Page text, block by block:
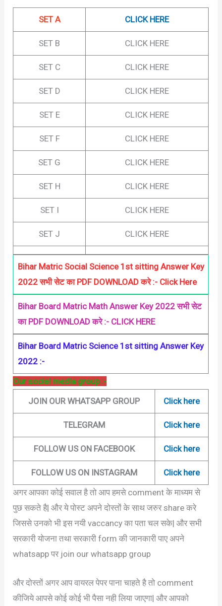
SET A CLICK HERE
SET B CLICK HERE
SET C CLICK HERE
SET D CLICK HERE
SET E CLICK HERE
SET F CLICK HERE
SET G CLICK HERE
SET H CLICK HERE
SET I CLICK HERE
SET J CLICK HERE
Bihar Matric Social Science 1st sitting Answer Key
2022 सभी सेट का PDF DOWNLOAD करे :- Click Here
Bihar Board Matric Math Answer Key 2022 सभी सेट
का PDF DOWNLOAD करे :- CLICK HERE
Bihar Board Matric Science 1st sitting Answer Key
2022 :-
Our social media group :-
JOIN OUR WHATSAPP GROUP
Click here
TELEGRAM Click here
FOLLOW US ON FACEBOOK Click here
FOLLOW US ON INSTAGRAM
Click here
अगर आपका कोई सवाल है तो आप हमसे comment के माध्यम से
पुछ सकते है| और ये पोस्ट अपने दोस्तों के साथ जरुर share करे
जिससे उनको भी इस नयी vaccancy का पता चल सके| और सभी
सरकारी योजना तथा सरकारी form की जानकारी पाए अपने
whatsapp पर join our whatsapp group
और दोस्तों अगर आप वायरल पेपर पाना चाहते है तो comment
कीजिये आपसे कोई कोई भी पैसा नही लिया जाएगा| और आपको